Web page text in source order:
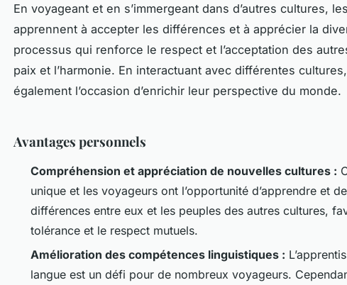
En voyageant et en s’immergeant dans d’autres cultures,
apprennent à accepter les différences et à apprécier la
processus qui renforce le respect et l’acceptation des
paix et l’harmonie. En interactuant avec différentes
également l’occasion d’enrichir leur perspective du monde.
Avantages personnels
Compréhension et appréciation de nouvelles cultures :
unique et les voyageurs ont l’opportunité d’apprendre et
différences entre eux et les peuples des autres cultures,
tolérance et le respect mutuels.
Amélioration des compétences linguistiques :
langue est un défi pour de nombreux voyageurs.